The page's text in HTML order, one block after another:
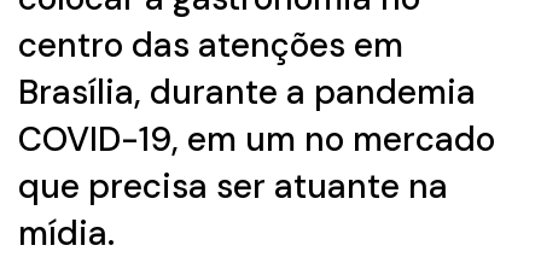
centro das atenções em
Brasília, durante a pandemia
COVID-19, em um no mercado
que precisa ser atuante na
mídia.